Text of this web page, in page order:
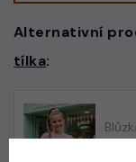
Alternativní
tílka: